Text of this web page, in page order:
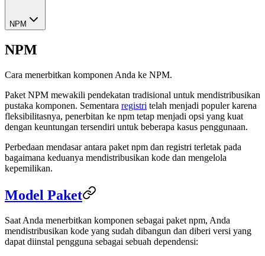
NPM
NPM
Cara menerbitkan komponen Anda ke NPM.
Paket NPM mewakili pendekatan tradisional untuk mendistribusikan
pustaka komponen. Sementara registri telah menjadi populer karena
fleksibilitasnya, penerbitan ke npm tetap menjadi opsi yang kuat
dengan keuntungan tersendiri untuk beberapa kasus penggunaan.
Perbedaan mendasar antara paket npm dan registri terletak pada
bagaimana keduanya mendistribusikan kode dan mengelola
kepemilikan.
Model Paket
Saat Anda menerbitkan komponen sebagai paket npm, Anda
mendistribusikan kode yang sudah dibangun dan diberi versi yang
dapat diinstal pengguna sebagai sebuah dependensi: